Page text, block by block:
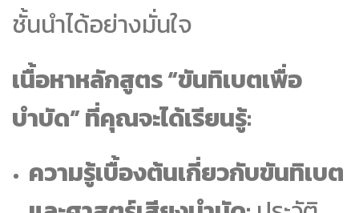
ชั้นนำได้อย่างมั่นใจ
เนื้อหาหลักสูตร “ขันทิเบตเพื่อ
บำบัด” ที่คุณจะได้เรียนรู้:
ความรู้เบื้องต้นเกี่ยวกับขันทิเบต